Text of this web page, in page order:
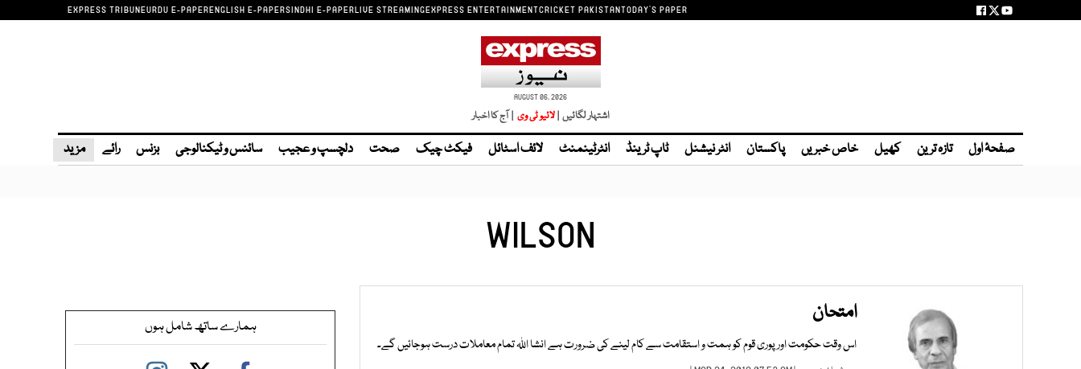
EXPRESS TRIBUNEURDU E-PAPERENGLISH E-PAPERSINDHI E-PAPERLIVE STREAMINGEXPRESS ENTERTAINMENTCRICKET PAKISTANTODAY'S PAPER
AUGUST 06, 2026
اشتہار لگائیں |لائیو ٹی وی | آج کا اخبار
صفحۂ اول تازہ ترین کھیل خاص خبریں پاکستان انٹر نیشنل ٹاپ ٹرینڈ انٹرٹینمنٹ لائف اسٹائل فیکٹ چیک صحت دلچسپ و عجیب سائنس و ٹیکنالوجی بزنس رائے مزید
WILSON
امتحان
اس وقت حکومت اور پوری قوم کو ہمت و استقامت سے کام لینے کی ضرورت ہے انشا اللہ تمام معاملات درست ہوجائیں گے۔
ہمارے ساتھ شامل ہوں